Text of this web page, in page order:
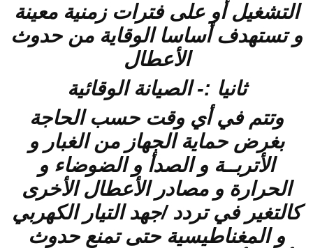
التشغيل أو على فترات زمنية معينة
و تستهدف أساسا الوقاية من حدوث
الأعطال
ثانيا :- الصيانة الوقائية
وتتم في أي وقت حسب الحاجة
بغرض حماية الجهاز من الغبار و
الأتربــة و الصدأ و الضوضاء و
الحرارة و مصادر الأعطال الأخرى
كالتغير في تردد /جهد التيار الكهربي
و المغناطيسية حتى تمنع حدوث